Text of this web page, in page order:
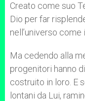
Creato come suo
Dio per far
nell’universo come
Ma cedendo alla
progenitori hanno
costruito in loro. E
lontani da Lui,